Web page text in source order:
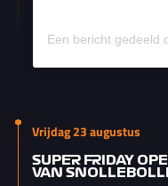
Vrijdag 23 augustus
SUPER FRIDAY
VAN